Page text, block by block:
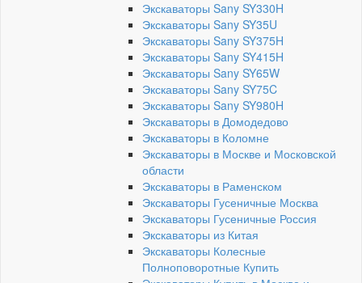
Экскаваторы Sany SY330H
Экскаваторы Sany SY35U
Экскаваторы Sany SY375H
Экскаваторы Sany SY415H
Экскаваторы Sany SY65W
Экскаваторы Sany SY75C
Экскаваторы Sany SY980H
Экскаваторы в Домодедово
Экскаваторы в Коломне
Экскаваторы в Москве и Московской
области
Экскаваторы в Раменском
Экскаваторы Гусеничные Москва
Экскаваторы Гусеничные Россия
Экскаваторы из Китая
Экскаваторы Колесные
Полноповоротные Купить